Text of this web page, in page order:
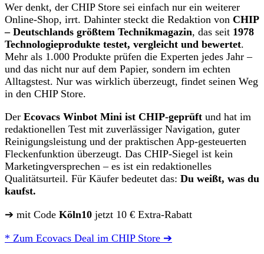
Wer denkt, der CHIP Store sei einfach nur ein weiterer
Online-Shop, irrt. Dahinter steckt die Redaktion von CHIP
– Deutschlands größtem Technikmagazin, das seit 1978
Technologieprodukte testet, vergleicht und bewertet.
Mehr als 1.000 Produkte prüfen die Experten jedes Jahr –
und das nicht nur auf dem Papier, sondern im echten
Alltagstest. Nur was wirklich überzeugt, findet seinen Weg
in den CHIP Store.
Der Ecovacs Winbot Mini ist CHIP-geprüft und hat im
redaktionellen Test mit zuverlässiger Navigation, guter
Reinigungsleistung und der praktischen App-gesteuerten
Fleckenfunktion überzeugt. Das CHIP-Siegel ist kein
Marketingversprechen – es ist ein redaktionelles
Qualitätsurteil. Für Käufer bedeutet das: Du weißt, was du
kaufst.
➔ mit Code Köln10 jetzt 10 € Extra-Rabatt
* Zum Ecovacs Deal im CHIP Store ➔